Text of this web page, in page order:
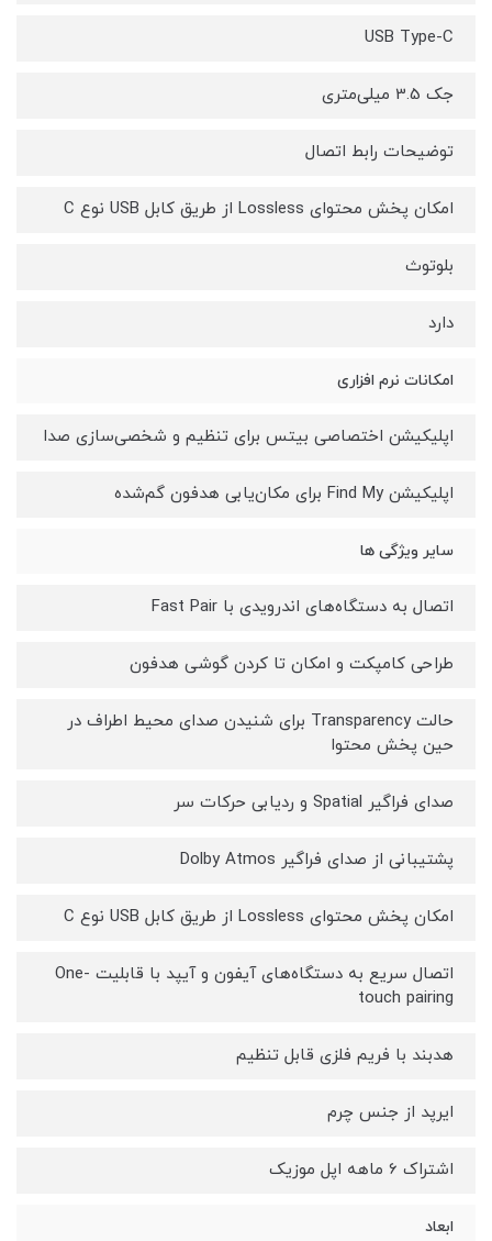
USB Type-C
جک‌ 3.5 میلی‌متری
توضیحات رابط اتصال
امکان پخش محتوای Lossless از طریق کابل USB نوع C
بلوتوث
دارد
امکانات نرم افزاری
اپلیکیشن اختصاصی بیتس برای تنظیم و شخصی‌سازی صدا
اپلیکیشن Find My برای مکان‌یابی هدفون گم‌شده
سایر ویژگی ها
اتصال به دستگاه‌های اندرویدی با Fast Pair
طراحی کامپکت و امکان تا کردن گوشی هدفون
حالت Transparency برای شنیدن صدای محیط اطراف در
حین پخش محتوا
صدای فراگیر Spatial و ردیابی حرکات سر
پشتیبانی از صدای فراگیر Dolby Atmos
امکان پخش محتوای Lossless از طریق کابل USB نوع C
اتصال سریع به دستگاه‌های آیفون و آیپد با قابلیت One-
touch pairing
هدبند با فریم فلزی قابل تنظیم
ایرپد از جنس چرم
اشتراک 6 ماهه اپل موزیک
ابعاد